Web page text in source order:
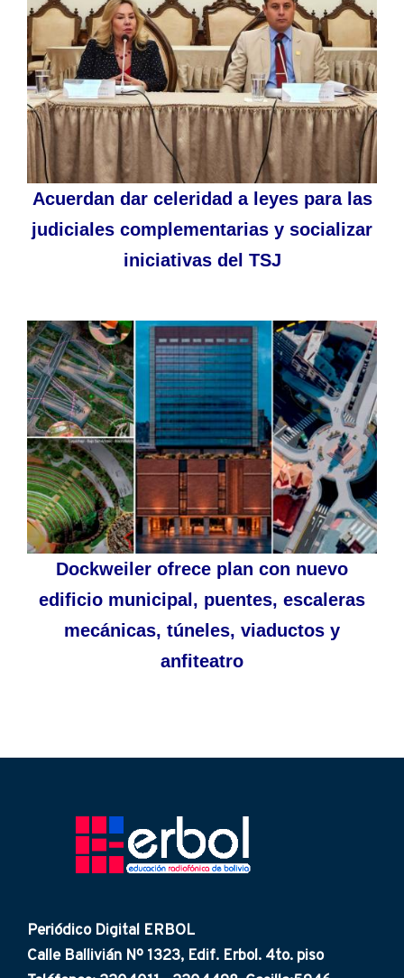
Acuerdan dar celeridad a leyes para las
judiciales complementarias y socializar
iniciativas del TSJ
Dockweiler ofrece plan con nuevo
edificio municipal, puentes, escaleras
mecánicas, túneles, viaductos y
anfiteatro
Periódico Digital ERBOL
Calle Ballivián Nº 1323, Edif. Erbol. 4to. piso